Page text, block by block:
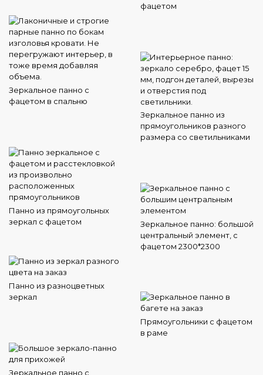
фацетом
Зеркальное панно с
фацетом в спальню
Зеркальное панно из
прямоугольников разного
размера со светильниками
Панно из прямоугольных
зеркал с фацетом
Зеркальное панно: большой
центральный элемент, с
фацетом 2300*2300
Панно из разноцветных
зеркал
Прямоугольники с фацетом
в раме
Зеркальное панно с